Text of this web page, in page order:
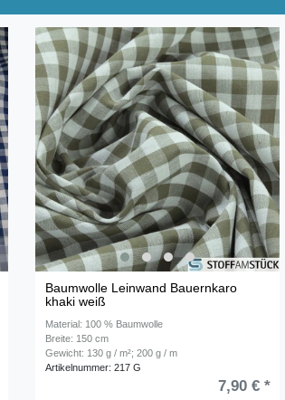
Baumwolle Leinwand Bauernkaro
khaki weiß
Material: 100 % Baumwolle
Breite: 150 cm
Gewicht: 130 g / m²; 200 g / m
Artikelnummer: 217 G
7,90 € *